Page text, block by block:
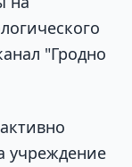
"Гродно
учреждение